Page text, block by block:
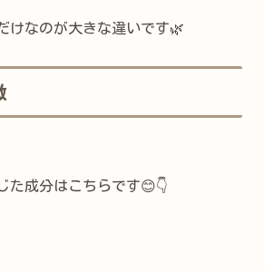
けなのが大きな違いです🌿
た成分はこちらです😊👇